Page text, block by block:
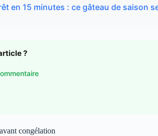
en 15 minutes : ce gâteau de saison
?
congélation